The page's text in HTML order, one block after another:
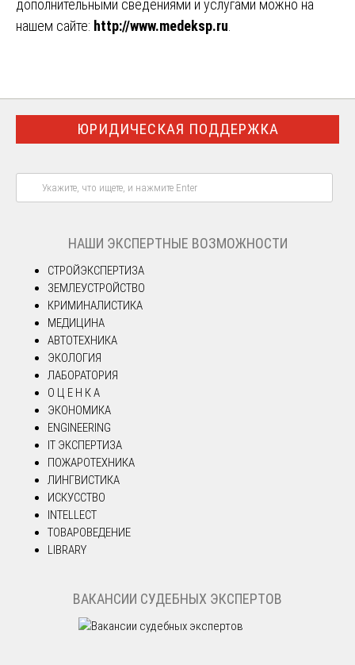
дополнительными сведениями и услугами можно на
нашем сайте: http://www.medeksp.ru
ЮРИДИЧЕСКАЯ ПОДДЕРЖКА
НАШИ ЭКСПЕРТНЫЕ ВОЗМОЖНОСТИ
СТРОЙЭКСПЕРТИЗА
ЗЕМЛЕУСТРОЙСТВО
КРИМИНАЛИСТИКА
МЕДИЦИНА
АВТОТЕХНИКА
ЭКОЛОГИЯ
ЛАБОРАТОРИЯ
О Ц Е Н К А
ЭКОНОМИКА
ENGINEERING
IT ЭКСПЕРТИЗА
ПОЖАРОТЕХНИКА
ЛИНГВИСТИКА
ИСКУССТВО
INTELLECT
ТОВАРОВЕДЕНИЕ
LIBRARY
ВАКАНСИИ СУДЕБНЫХ ЭКСПЕРТОВ